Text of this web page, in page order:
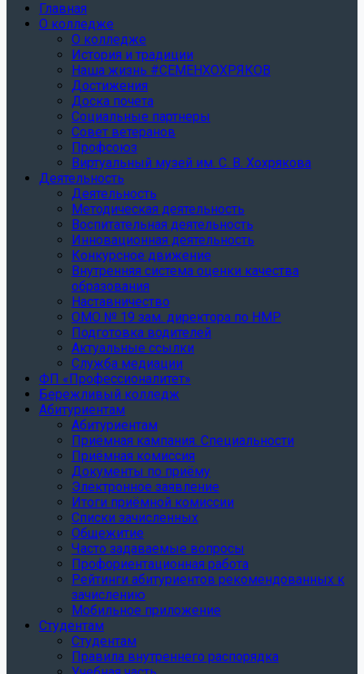
Главная
О колледже
О колледже
История и традиции
Наша жизнь #СЕМЕНХОХРЯКОВ
Достижения
Доска почета
Социальные партнеры
Совет ветеранов
Профсоюз
Виртуальный музей им. С. В. Хохрякова
Деятельность
Деятельность
Методическая деятельность
Воспитательная деятельность
Инновационная деятельность
Конкурсное движение
Внутренняя система оценки качества
образования
Наставничество
ОМО № 19 зам. директора по НМР
Подготовка водителей
Актуальные ссылки
Служба медиации
ФП «Профессионалитет»
Бережливый колледж
Абитуриентам
Абитуриентам
Приёмная кампания. Специальности
Приёмная комиссия
Документы по приёму
Электронное заявление
Итоги приёмной комиссии
Списки зачисленных
Общежитие
Часто задаваемые вопросы
Профориентационная работа
Рейтинги абитуриентов рекомендованных к
зачислению
Мобильное приложение
Студентам
Студентам
Правила внутреннего распорядка